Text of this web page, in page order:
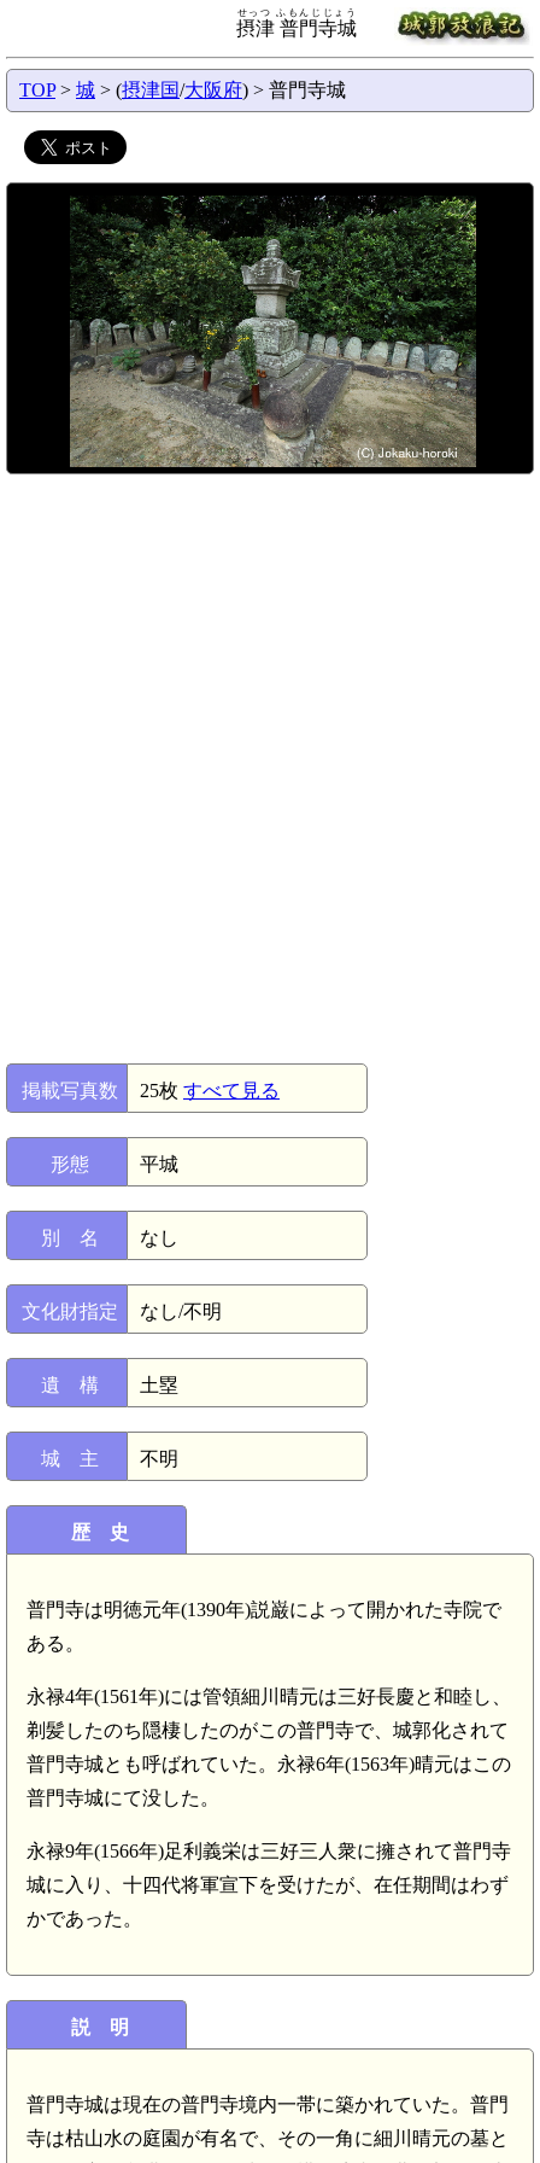
摂津 普門寺城
せっつ ふもんじじょう
TOP> 城 > (摂津国/大阪府) > 普門寺城
掲載写真数 25枚 すべて見る
形態 平城
別 名 なし
文化財指定 なし/不明
遺 構 土塁
城 主 不明
歴 史
普門寺は明徳元年(1390年)説巌によって開かれた寺院で
ある。
永禄4年(1561年)には管領細川晴元は三好長慶と和睦し、
剃髪したのち隠棲したのがこの普門寺で、城郭化されて
普門寺城とも呼ばれていた。永禄6年(1563年)晴元はこの
普門寺城にて没した。
永禄9年(1566年)足利義栄は三好三人衆に擁されて普門寺
城に入り、十四代将軍宣下を受けたが、在任期間はわず
かであった。
説 明
普門寺城は現在の普門寺境内一帯に築かれていた。普門
寺は枯山水の庭園が有名で、その一角に細川晴元の墓と